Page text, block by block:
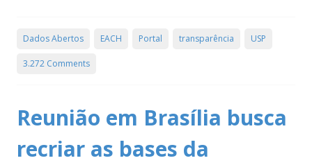
Dados Abertos EACH Portal transparência USP
3.272 Comments
Reunião em Brasília busca
recriar as bases da